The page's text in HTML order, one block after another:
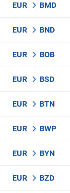
EUR BMD
EUR BND
EUR BOB
EUR BSD
EUR BTN
EUR BWP
EUR BYN
EUR BZD